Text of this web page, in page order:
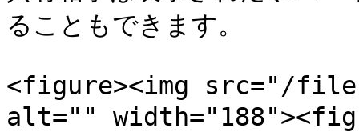
ることもできます。
<figure><img src="/files/
alt=""